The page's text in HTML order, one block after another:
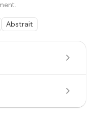
Abstrait